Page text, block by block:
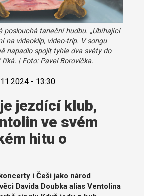
poslouchá taneční hudbu. „Ubíhající
na videoklip, video-trip. V songu
napadlo spojit tyhle dva světy do
| Foto: Pavel Borovička.
- 13:30
jezdící klub,
ve svém
hitu o
i Češi jako národ
Davida Doubka alias Ventolina